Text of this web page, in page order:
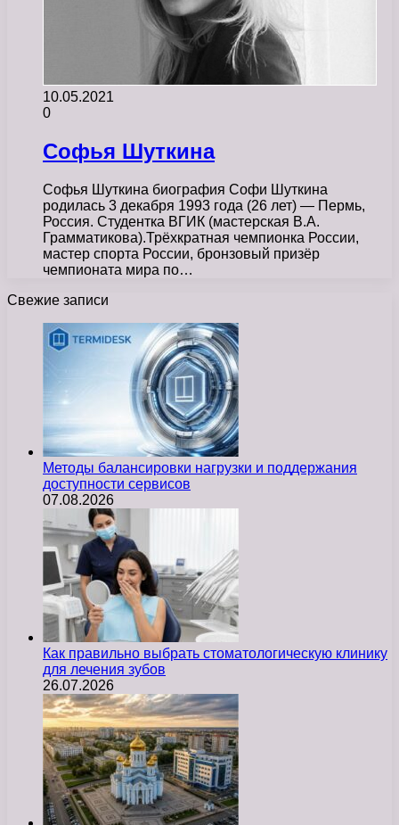
10.05.2021
0
Софья Шуткина
Софья Шуткина биография Софи Шуткина
родилась 3 декабря 1993 года (26 лет) — Пермь,
Россия. Студентка ВГИК (мастерская В.А.
Грамматикова).Трёхкратная чемпионка России,
мастер спорта России, бронзовый призёр
чемпионата мира по…
Свежие записи
Методы балансировки нагрузки и поддержания
доступности сервисов
07.08.2026
Как правильно выбрать стоматологическую клинику
для лечения зубов
26.07.2026